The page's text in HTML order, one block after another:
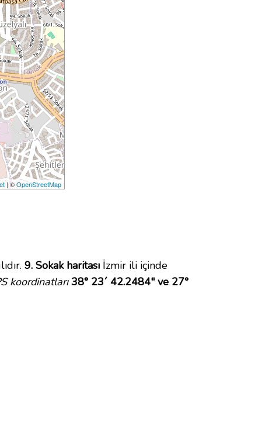
| ©OpenStreetMap
9. Sokak haritası İzmir ili içinde
koordinatları 38° 23´ 42.2484" ve 27°